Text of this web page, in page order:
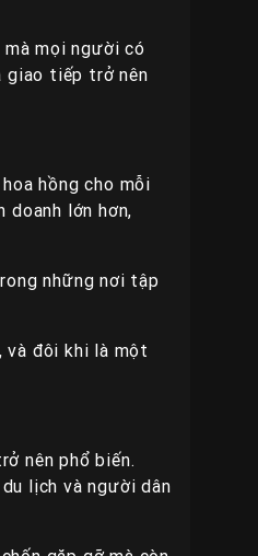
mọi người có
giao tiếp trở nên
hồng cho mỗi
doanh lớn hơn,
những nơi tập
và đôi khi là một
nên phổ biến.
lịch và người dân